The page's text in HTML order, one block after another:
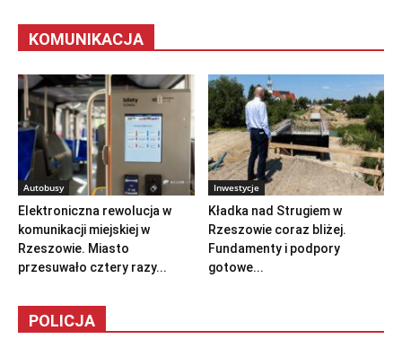
KOMUNIKACJA
Autobusy
Elektroniczna rewolucja w
komunikacji miejskiej w
Rzeszowie. Miasto
przesuwało cztery razy...
Inwestycje
Kładka nad Strugiem w
Rzeszowie coraz bliżej.
Fundamenty i podpory
gotowe...
POLICJA